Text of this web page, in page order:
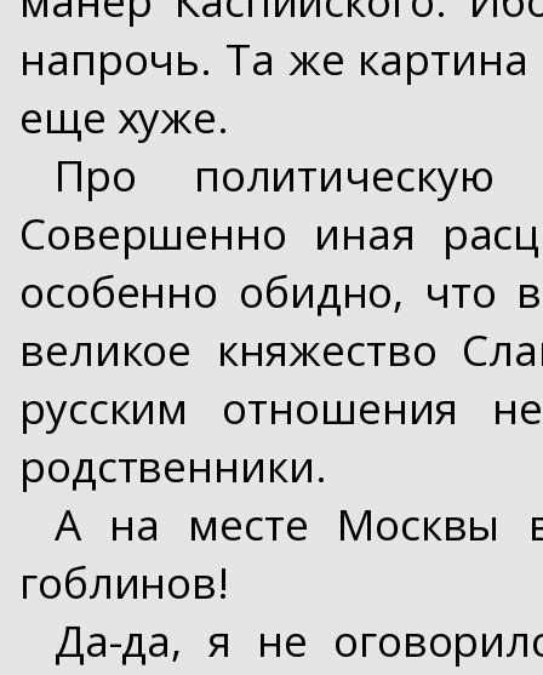
напрочь. Та же
еще хуже.
Про
Совершенно иная
особенно обидно, что
великое княжество
русским отношения
родственники.
А на месте Москвы
гоблинов!
Да-да, я не